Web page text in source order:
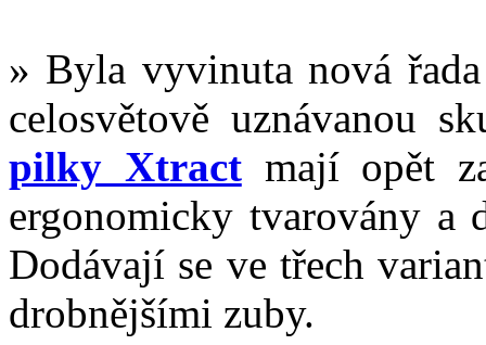
» Byla vyvinuta nová
celosvětově uznávanou
pilky Xtractmají opět
ergonomicky tvarovány a
Dodávají se ve třech
drobnějšími zuby.